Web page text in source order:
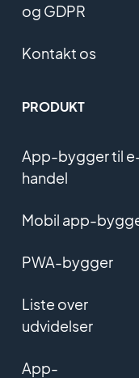
og GDPR
Kontakt os
PRODUKT
App-bygger til
handel
Mobil app-
PWA-bygger
Liste over
udvidelser
App-